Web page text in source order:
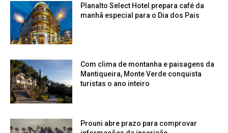
Planalto Select Hotel prepara café da
manhã especial para o Dia dos Pais
Com clima de montanha e paisagens da
Mantiqueira, Monte Verde conquista
turistas o ano inteiro
Prouni abre prazo para comprovar